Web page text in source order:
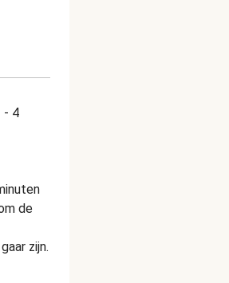
- 4
de
zijn.